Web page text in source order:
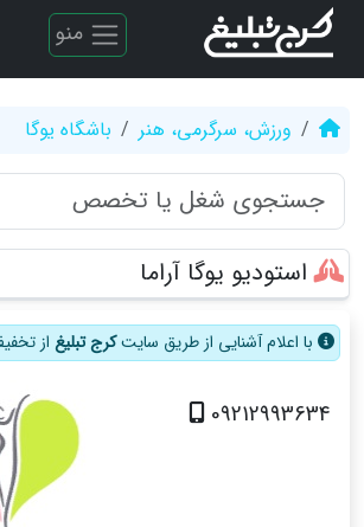
منو
ورزش، سرگرمی، هنر باشگاه یوگا
استودیو یوگا آراما
با اعلام آشنایی از طریق سایتکرج تبلیغ از
09212993634